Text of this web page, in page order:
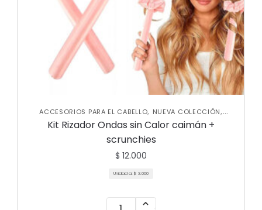
ACCESORIOS PARA EL CABELLO, NUEVA COLECCIÓN,
VARIEDADES
Kit Rizador Ondas sin Calor caimán +
scrunchies
$ 12.000
Unidad a: $ 3.000